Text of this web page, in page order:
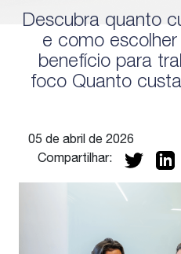
Descubra quanto
e como
benefício para
foco Quanto
a buscar um
fora de casa. E
preço importa,
mesmo
05 de abril de 2026
Compartilhar: